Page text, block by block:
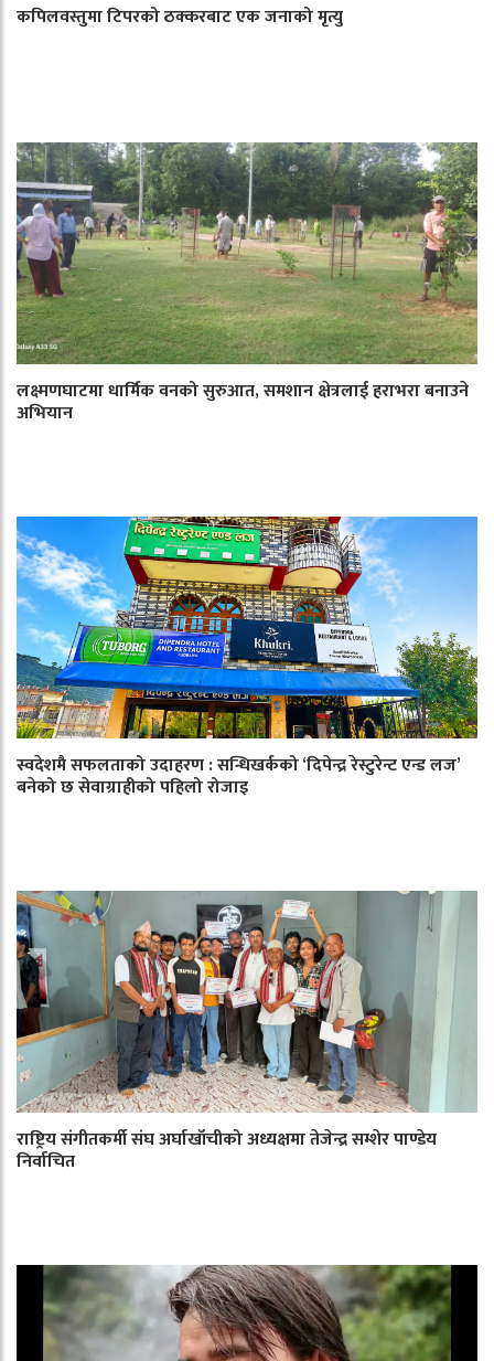
कपिलवस्तुमा टिपरको ठक्करबाट एक जनाको मृत्यु
लक्ष्मणघाटमा धार्मिक वनको सुरुआत, समशान क्षेत्रलाई हराभरा बनाउने
अभियान
स्वदेशमै सफलताको उदाहरण : सन्धिखर्कको ‘दिपेन्द्र रेस्टुरेन्ट एन्ड लज’
बनेको छ सेवाग्राहीको पहिलो रोजाइ
राष्ट्रिय संगीतकर्मी संघ अर्घाखाँचीको अध्यक्षमा तेजेन्द्र सम्शेर पाण्डेय
निर्वाचित